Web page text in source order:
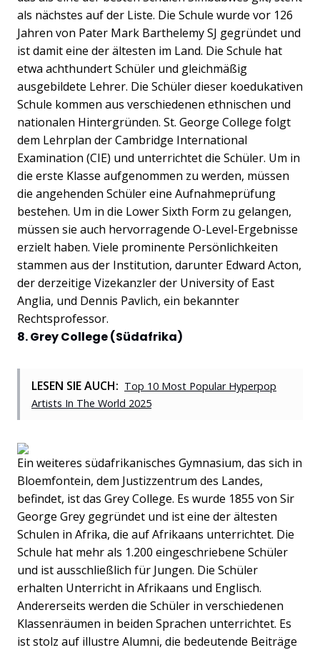
als nächstes auf der Liste. Die Schule wurde vor 126
Jahren von Pater Mark Barthelemy SJ gegründet und
ist damit eine der ältesten im Land. Die Schule hat
etwa achthundert Schüler und gleichmäßig
ausgebildete Lehrer. Die Schüler dieser koedukativen
Schule kommen aus verschiedenen ethnischen und
nationalen Hintergründen. St. George College folgt
dem Lehrplan der Cambridge International
Examination (CIE) und unterrichtet die Schüler. Um in
die erste Klasse aufgenommen zu werden, müssen
die angehenden Schüler eine Aufnahmeprüfung
bestehen. Um in die Lower Sixth Form zu gelangen,
müssen sie auch hervorragende O-Level-Ergebnisse
erzielt haben. Viele prominente Persönlichkeiten
stammen aus der Institution, darunter Edward Acton,
der derzeitige Vizekanzler der University of East
Anglia, und Dennis Pavlich, ein bekannter
Rechtsprofessor.
8. Grey College (Südafrika)
LESEN SIE AUCH: Top 10 Most Popular Hyperpop
Artists In The World 2025
Ein weiteres südafrikanisches Gymnasium, das sich in
Bloemfontein, dem Justizzentrum des Landes,
befindet, ist das Grey College. Es wurde 1855 von Sir
George Grey gegründet und ist eine der ältesten
Schulen in Afrika, die auf Afrikaans unterrichtet. Die
Schule hat mehr als 1.200 eingeschriebene Schüler
und ist ausschließlich für Jungen. Die Schüler
erhalten Unterricht in Afrikaans und Englisch.
Andererseits werden die Schüler in verschiedenen
Klassenräumen in beiden Sprachen unterrichtet. Es
ist stolz auf illustre Alumni, die bedeutende Beiträge